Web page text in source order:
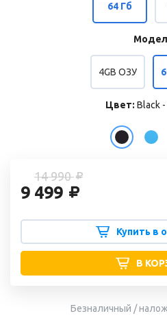
64 Гб
4GB ОЗУ
Цвет: Black
14 990
9 499
Купить в
В
Безналичный /